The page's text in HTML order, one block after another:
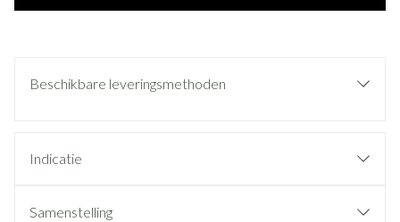
Beschikbare leveringsmethoden
Indicatie
Samenstelling